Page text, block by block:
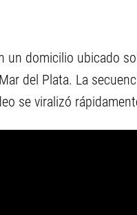
un domicilio ubicado
del Plata. La
se viralizó